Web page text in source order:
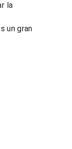
la
un gran